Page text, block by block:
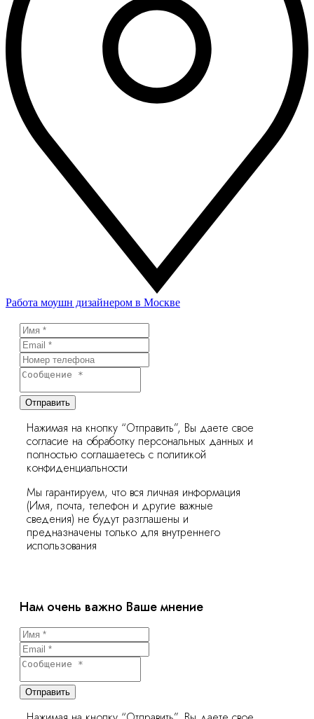
Работа моушн дизайнером в Москве
Отправить
Нажимая на кнопку “Отправить”, Вы даете свое
согласие на обработку персональных данных и
полностью соглашаетесь с политикой
конфиденциальности
Мы гарантируем, что вся личная информация
(Имя, почта, телефон и другие важные
сведения) не будут разглашены и
предназначены только для внутреннего
использования
Нам очень важно Ваше мнение
Отправить